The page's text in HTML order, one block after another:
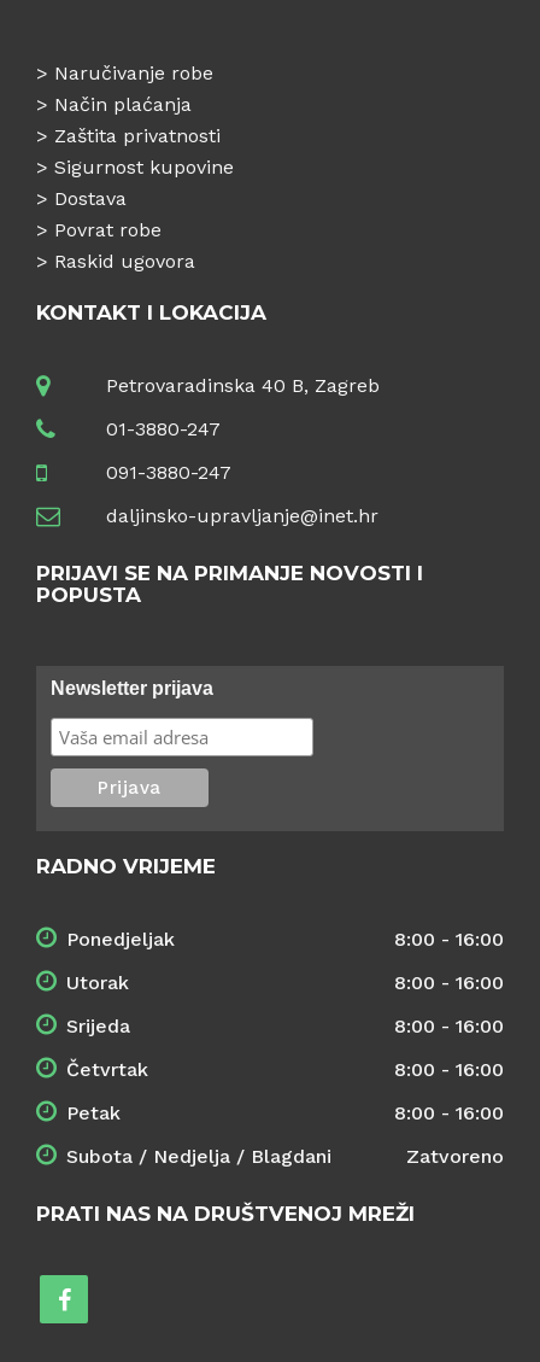
> Naručivanje robe
> Način plaćanja
> Zaštita privatnosti
> Sigurnost kupovine
> Dostava
> Povrat robe
> Raskid ugovora
KONTAKT I LOKACIJA
Petrovaradinska 40 B, Zagreb
01-3880-247
091-3880-247
daljinsko-upravljanje@inet.hr
PRIJAVI SE NA PRIMANJE NOVOSTI I
POPUSTA
Newsletter prijava
RADNO VRIJEME
Ponedjeljak
8:00 - 16:00
Utorak
8:00 - 16:00
Srijeda
8:00 - 16:00
Četvrtak
8:00 - 16:00
Petak
8:00 - 16:00
Subota / Nedjelja / Blagdani
Zatvoreno
PRATI NAS NA DRUŠTVENOJ MREŽI